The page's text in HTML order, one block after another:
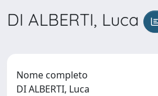
DI ALBERTI, Luca
Nome completo
DI ALBERTI, Luca